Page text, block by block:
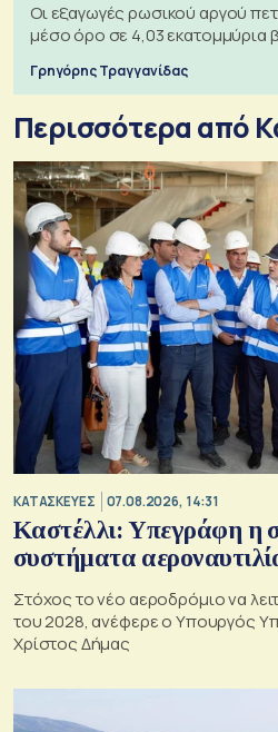
Οι εξαγωγές ρωσικού αργού
μέσο όρο σε 4,03 εκατομμύρια
Γρηγόρης Τραγγανίδας
Περισσότερα από
ΚΑΤΑΣΚΕΥΕΣ 07.08.2026, 14:31
Καστέλλι: Υπεγράφη η
συστήματα
Στόχος το νέο αεροδρόμιο να
του 2028, ανέφερε ο Υπουργός
Χρίστος Δήμας